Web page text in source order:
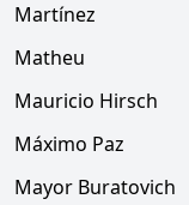
Martínez
Matheu
Mauricio Hirsch
Máximo Paz
Mayor Buratovich